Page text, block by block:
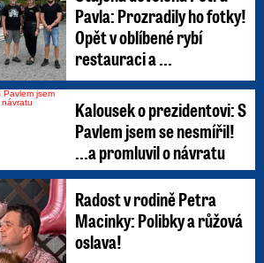
Pavla: Prozradily ho fotky!
Opět v oblíbené rybí
restauraci a ...
Kalousek o prezidentovi: S
Pavlem jsem se nesmířil!
...a promluvil o návratu
Radost v rodině Petra
Macinky: Polibky a růžová
oslava!